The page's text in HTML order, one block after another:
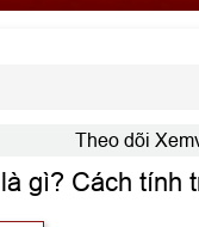
Theo dõi
gì? Cách tính